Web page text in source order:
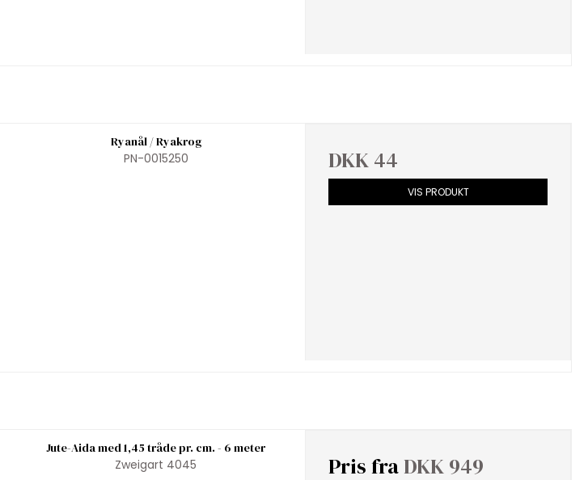
Ryanål / Ryakrog
PN-0015250
DKK 44
VIS PRODUKT
Jute-Aida med 1,45 tråde pr. cm. - 6 meter
Zweigart 4045
Pris fraDKK 949